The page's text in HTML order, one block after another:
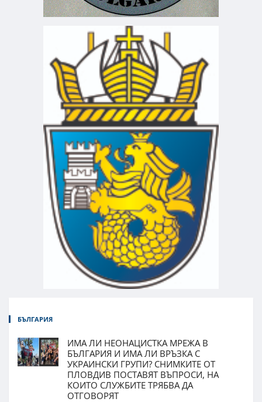
БЪЛГАРИЯ
ИМА ЛИ НЕОНАЦИСТКА МРЕЖА В
БЪЛГАРИЯ И ИМА ЛИ ВРЪЗКА С
УКРАИНСКИ ГРУПИ? СНИМКИТЕ ОТ
ПЛОВДИВ ПОСТАВЯТ ВЪПРОСИ, НА
КОИТО СЛУЖБИТЕ ТРЯБВА ДА
ОТГОВОРЯТ